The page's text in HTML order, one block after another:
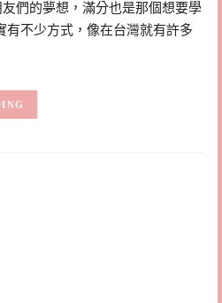
們的夢想，滿分也是那個想要學
有不少方式，像在台灣就有許多